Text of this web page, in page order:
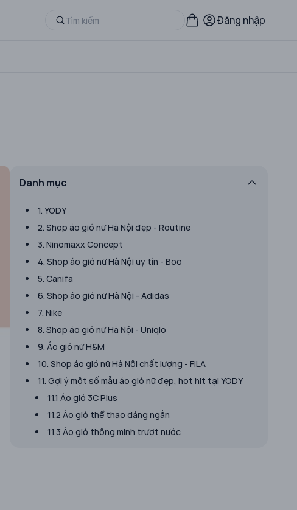
Đăng nhập
Danh mục
1. YODY
2. Shop áo gió nữ Hà Nội đẹp - Routine
3. Ninomaxx Concept
4. Shop áo gió nữ Hà Nội uy tín - Boo
5. Canifa
6. Shop áo gió nữ Hà Nội - Adidas
7. Nike
8. Shop áo gió nữ Hà Nội - Uniqlo
9. Áo gió nữ H&M
10. Shop áo gió nữ Hà Nội chất lượng - FILA
11. Gợi ý một số mẫu áo gió nữ đẹp, hot hit tại YODY
11.1 Áo gió 3C Plus
11.2 Áo gió thể thao dáng ngắn
11.3 Áo gió thông minh trượt nước